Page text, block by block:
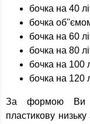
бочка на 40
бочка
бочка на 60
бочка на 80
бочка на 100
бочка на 120
За формою Ви
пластикову